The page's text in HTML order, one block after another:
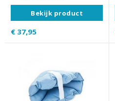
Bekijk product
€ 37,95